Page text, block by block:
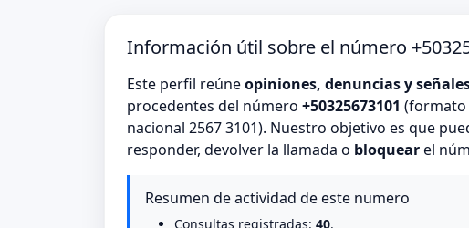
Información útil sobre el número
Este perfil reúneopiniones, denuncias y
procedentes del número +50325673101 (formato
nacional 2567 3101). Nuestro objetivo es que
responder, devolver la llamada o bloquearel
Resumen de actividad de este numero
Consultas registradas: 40.